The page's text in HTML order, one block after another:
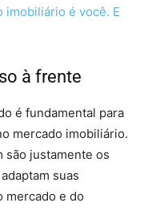
imobiliário é você. E
à frente
é fundamental para
mercado imobiliário.
são justamente os
suas
mercado e do